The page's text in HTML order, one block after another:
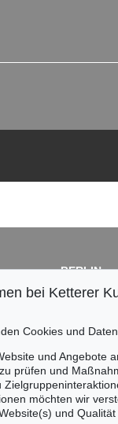
BERLIN
Dr. Simone
Tel.: +49 (0)30 88 67
Fax: +49 (0)30 88
bei Ketterer
Cookies und
und Angebote
prüfen und
möchten wir
und